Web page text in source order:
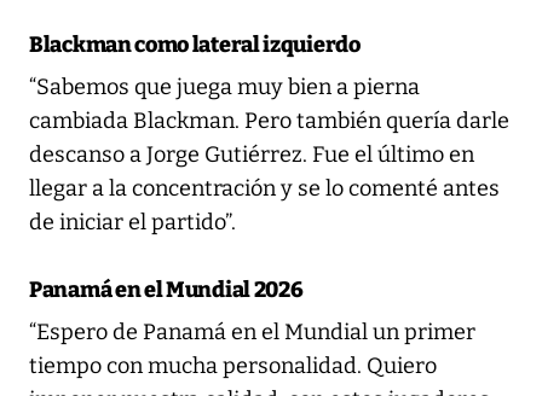
Blackman como lateral izquierdo
“Sabemos que juega muy bien a pierna
cambiada Blackman. Pero también quería darle
descanso a Jorge Gutiérrez. Fue el último en
llegar a la concentración y se lo comenté antes
de iniciar el partido”.
Panamá en el Mundial 2026
“Espero de Panamá en el Mundial un primer
tiempo con mucha personalidad. Quiero